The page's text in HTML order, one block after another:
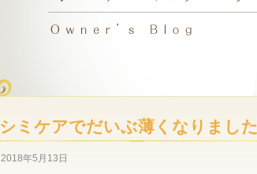
シミケアでだいぶ薄くなりました
2018年5月13日